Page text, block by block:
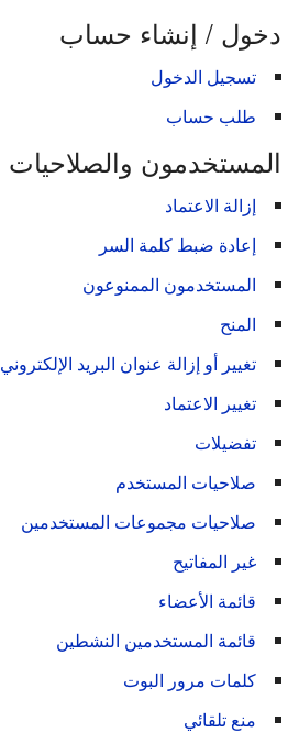
دخول / إنشاء حساب
تسجيل الدخول
طلب حساب
المستخدمون والصلاحيات
إزالة الاعتماد
إعادة ضبط كلمة السر
المستخدمون الممنوعون
المنح
تغيير أو إزالة عنوان البريد الإلكتروني
تغيير الاعتماد
تفضيلات
صلاحيات المستخدم
صلاحيات مجموعات المستخدمين
غير المفاتيح
قائمة الأعضاء
قائمة المستخدمين النشطين
كلمات مرور البوت
منع تلقائي